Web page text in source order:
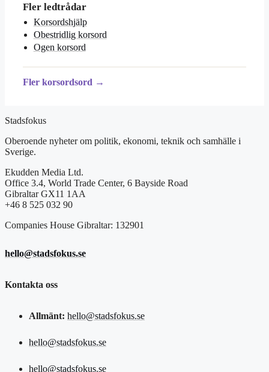
Fler ledtrådar
Korsordshjälp
Obestridlig korsord
Ogen korsord
Fler korsordsord →
Stadsfokus
Oberoende nyheter om politik, ekonomi, teknik och samhälle i
Sverige.
Ekudden Media Ltd.
Office 3.4, World Trade Center, 6 Bayside Road
Gibraltar GX11 1AA
+46 8 525 032 90
Companies House Gibraltar: 132901
hello@stadsfokus.se
Kontakta oss
Allmänt: hello@stadsfokus.se
hello@stadsfokus.se
hello@stadsfokus.se